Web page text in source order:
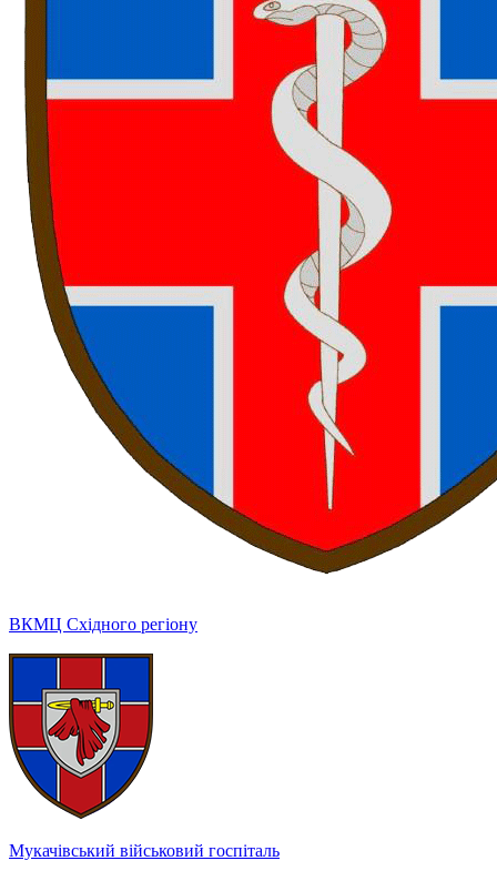
ВКМЦ Східного регіону
Мукачівський військовий госпіталь